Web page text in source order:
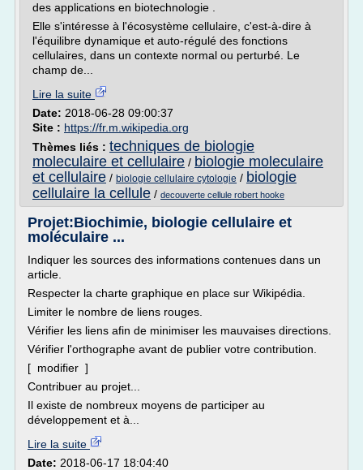
des applications en biotechnologie .
Elle s'intéresse à l'écosystème cellulaire, c'est-à-dire à
l'équilibre dynamique et auto-régulé des fonctions
cellulaires, dans un contexte normal ou perturbé. Le
champ de...
Lire la suite
Date: 2018-06-28 09:00:37
Site : https://fr.m.wikipedia.org
Thèmes liés : techniques de biologie
moleculaire et cellulaire / biologie moleculaire
et cellulaire / biologie cellulaire cytologie / biologie
cellulaire la cellule / decouverte cellule robert hooke
Projet:Biochimie, biologie cellulaire et
moléculaire ...
Indiquer les sources des informations contenues dans un
article.
Respecter la charte graphique en place sur Wikipédia.
Limiter le nombre de liens rouges.
Vérifier les liens afin de minimiser les mauvaises directions.
Vérifier l'orthographe avant de publier votre contribution.
[ modifier ]
Contribuer au projet...
Il existe de nombreux moyens de participer au
développement et à...
Lire la suite
Date: 2018-06-17 18:04:40